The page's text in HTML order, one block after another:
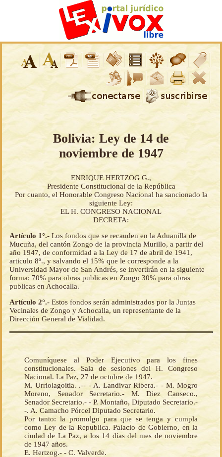
Bolivia: Ley de 14 de
noviembre de 1947
ENRIQUE HERTZOG G.,
Presidente Constitucional de la República
Por cuanto, el Honorable Congreso Nacional ha sancionado la
siguiente Ley:
EL H. CONGRESO NACIONAL
DECRETA:
Artículo 1°.- Los fondos que se recauden en la Aduanilla de
Mucuña, del cantón Zongo de la provincia Murillo, a partir del
año 1947, de conformidad a la Ley de 17 de abril de 1941,
articulo 8º., y salvando el 15% que le corresponde a la
Universidad Mayor de San Andrés, se invertirán en la siguiente
forma: 70% para obras publicas en Zongo 30% para obras
publicas en Achocalla.
Artículo 2°.- Estos fondos serán administrados por la Juntas
Vecinales de Zongo y Achocalla, un representante de la
Dirección General de Vialidad.
Comuníquese al Poder Ejecutivo para los fines
constitucionales. Sala de sesiones del H. Congreso
Nacional. La Paz, 27 de octubre de 1947.
M. Urriolagoitia. .-- - A. Landivar Ribera.- - M. Mogro
Moreno, Senador Secretario.- M. Diez Canseco.,
Senador Secretario.- - P. Montaño, Diputado Secretario.-
-. A. Camacho Pórcel Diputado Secretario.
Por tanto: la promulgo para que se tenga y cumpla
como Ley de la Republica. Palacio de Gobierno, en la
ciudad de La Paz, a los 14 días del mes de noviembre
de 1947 años.
E. Hertzog.- - C. Valverde.